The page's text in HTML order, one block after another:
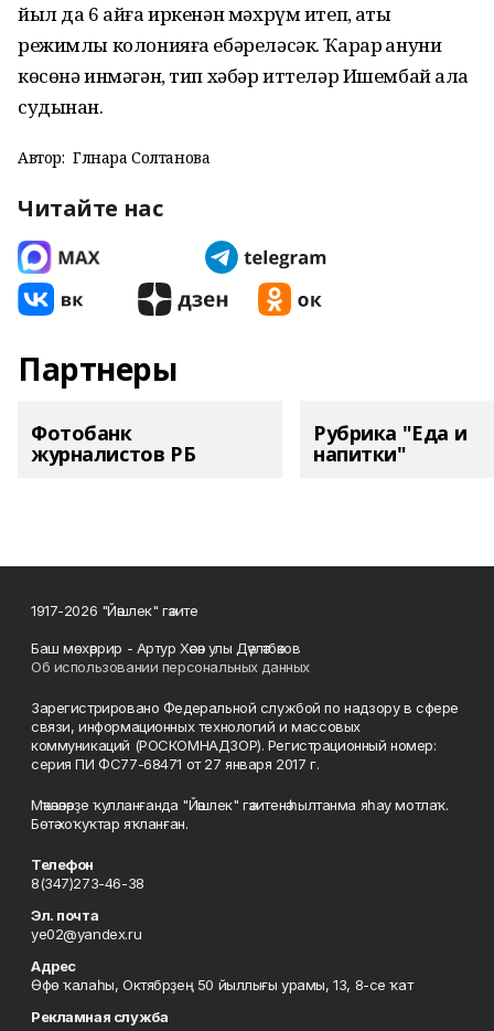
йыл да 6 айға иркенән мәхрүм итеп, ҡаты
режимлы колонияға ебәреләсәк. Ҡарар ҡануни
көсөнә инмәгән, тип хәбәр иттеләр Ишембай ҡала
судынан.
Автор: Гөлнара Солтанова
Читайте нас
Партнеры
Фотобанк
журналистов РБ
Рубрика "Еда и
напитки"
1917-2026 "Йәшлек" гәзите
Баш мөхәррир - Артур Хәсән улы Дәүләтбәков
Об использовании персональных данных
Зарегистрировано Федеральной службой по надзору в сфере
связи, информационных технологий и массовых
коммуникаций (РОСКОМНАДЗОР). Регистрационный номер:
серия ПИ ФС77-68471 от 27 января 2017 г.
Мәҡәләләрҙе ҡулланғанда "Йәшлек" гәзитенә һылтанма яһау мотлаҡ.
Бөтә хоҡуҡтар яҡланған.
Телефон
8(347)273-46-38
Эл. почта
ye02@yandex.ru
Адрес
Өфө ҡалаһы, Октябрҙең 50 йыллығы урамы, 13, 8-се ҡат
Рекламная служба